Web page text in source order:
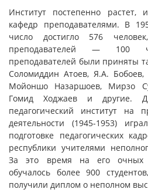
Институт постепенно растет,
кафедр преподавателями. В
число достигло 576
преподавателей — 100
преподавателей были приняты
Соломиддин Атоев, Я.А.
Мойоншо Назаршоев, Мирзо
Гомид Ходжаев и другие.
педагогический институт на
деятельности (1945-1953)
подготовке педагогических
республики учителями
За это время на его очных
обучалось более 900
получили диплом о неполном